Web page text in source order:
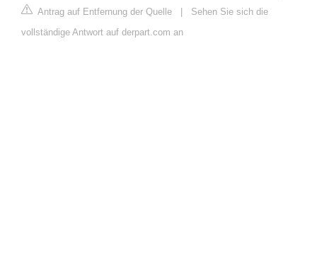
Antrag auf Entfernung der Quelle | Sehen Sie sich die
vollständige Antwort auf derpart.com an